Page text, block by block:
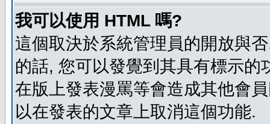
我可以使用 HTML 嗎?
這個取決於系統管理員的開放與
的話, 您可以發覺到其具有標示
在版上發表漫罵等會造成其他會
以在發表的文章上取消這個功能.